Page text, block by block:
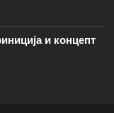
и концепт